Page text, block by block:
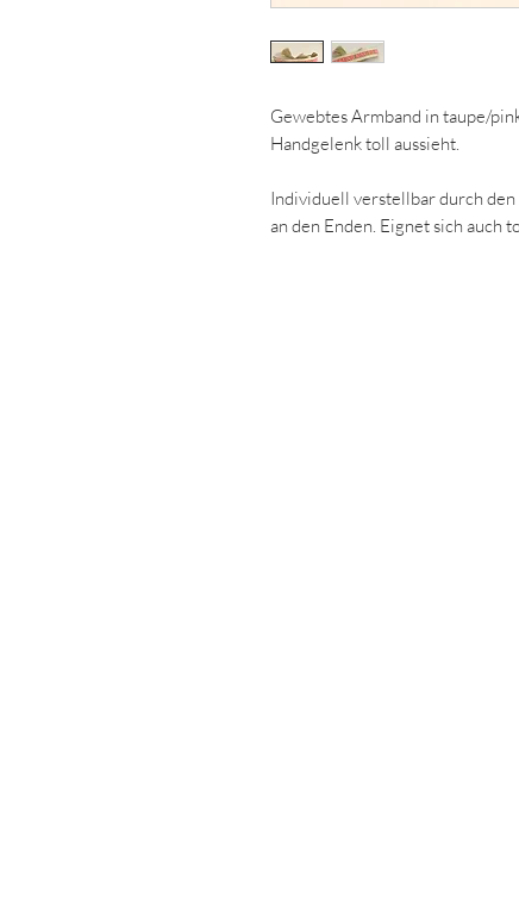
Gewebtes Armband in taupe/
Handgelenk toll aussieht.
Individuell verstellbar durch
an den Enden. Eignet sich auch